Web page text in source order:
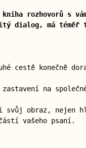
rozhovorů s
dialog, má
cestě konečně
na
obraz, nejen
vašeho psaní.